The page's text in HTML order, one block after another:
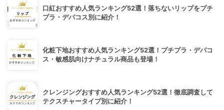
口紅おすすめ人気ランキング52選！落ちないリップをプチ
プラ・デパコス別に紹介！
化粧下地おすすめ人気ランキング52選！プチプラ・デパコ
ス・敏感肌向けナチュラル商品も登場！
クレンジングおすすめ人気ランキング52選！徹底調査して
テクスチャータイプ別に紹介！